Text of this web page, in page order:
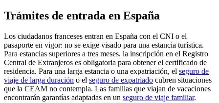
Trámites de entrada en España
Los ciudadanos franceses entran en España con el CNI o el
pasaporte en vigor: no se exige visado para una estancia turística.
Para estancias superiores a tres meses, la inscripción en el Registro
Central de Extranjeros es obligatoria para obtener el certificado de
residencia. Para una larga estancia o una expatriación, el seguro de
viaje de larga duración o el seguro de expatriado cubren situaciones
que la CEAM no contempla. Las familias que viajan de vacaciones
encontrarán garantías adaptadas en un seguro de viaje familiar.